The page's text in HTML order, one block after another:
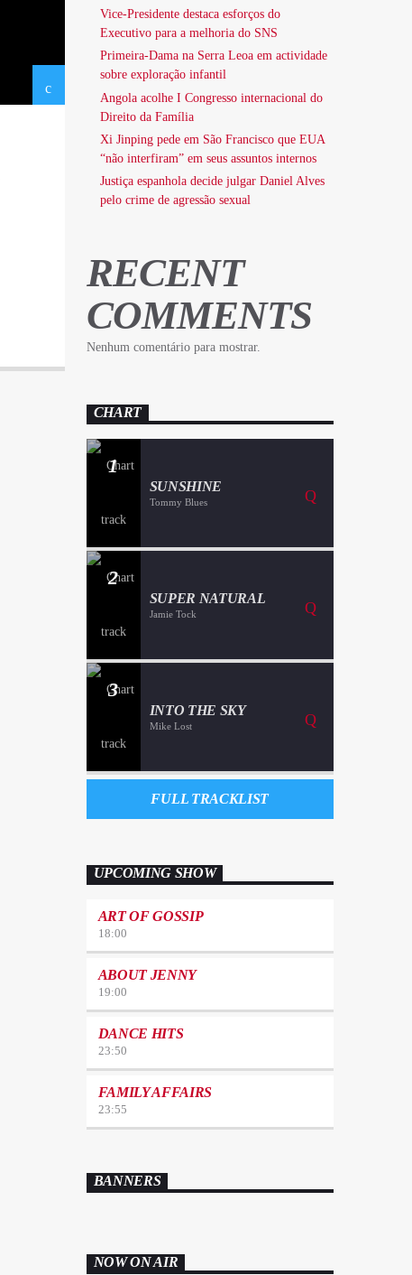
Vice-Presidente destaca esforços do
Executivo para a melhoria do SNS
Primeira-Dama na Serra Leoa em actividade
sobre exploração infantil
Angola acolhe I Congresso internacional do
Direito da Família
Xi Jinping pede em São Francisco que EUA
“não interfiram” em seus assuntos internos
Justiça espanhola decide julgar Daniel Alves
pelo crime de agressão sexual
RECENT
COMMENTS
Nenhum comentário para mostrar.
CHART
1
SUNSHINE
Tommy Blues
2
SUPER NATURAL
Jamie Tock
3
INTO THE SKY
Mike Lost
FULL TRACKLIST
UPCOMING SHOW
ART OF GOSSIP
18:00
ABOUT JENNY
19:00
DANCE HITS
23:50
FAMILY AFFAIRS
23:55
BANNERS
NOW ON AIR